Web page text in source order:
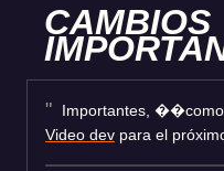
CAMBIOS
Importantes, ��como
Video dev para el